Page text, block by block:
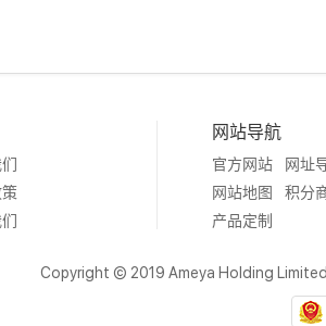
网站导航
官方网站
网址
网站地图
积分
产品定制
Copyright © 2019 Ameya Holding